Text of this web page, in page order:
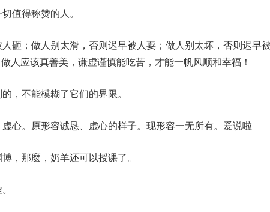
值得称赞的人。
砸；做人别太滑，否则迟早被人耍；做人别太坏，否则迟早
人应该真善美，谦虚谨慎能吃苦，才能一帆风顺和幸福！
，不能模糊了它们的界限。
心。原形容诚恳、虚心的样子。现形容一无所有。 爱说啦
，那麼，奶羊还可以授课了。